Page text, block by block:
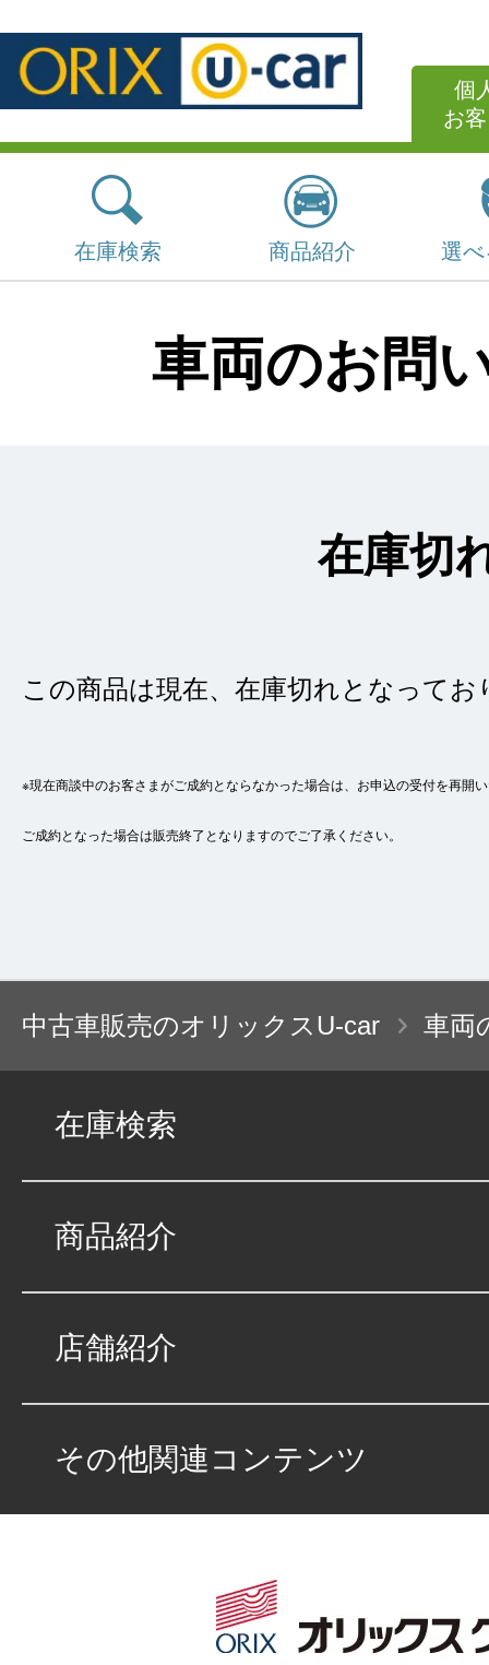
個
お
在庫検索 商品紹介 選
車両のお問
在庫切
この商品は現在、在庫切れとなってお
※現在商談中のお客さまがご成約とならなかった場合は、お申込の受付を再開
ご成約となった場合は販売終了となりますのでご了承ください。
中古車販売のオリックスU-car 車両
在庫検索
商品紹介
店舗紹介
その他関連コンテンツ